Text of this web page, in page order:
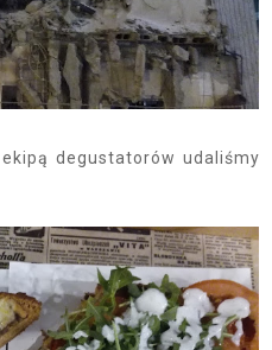
degustatorów udaliśmy